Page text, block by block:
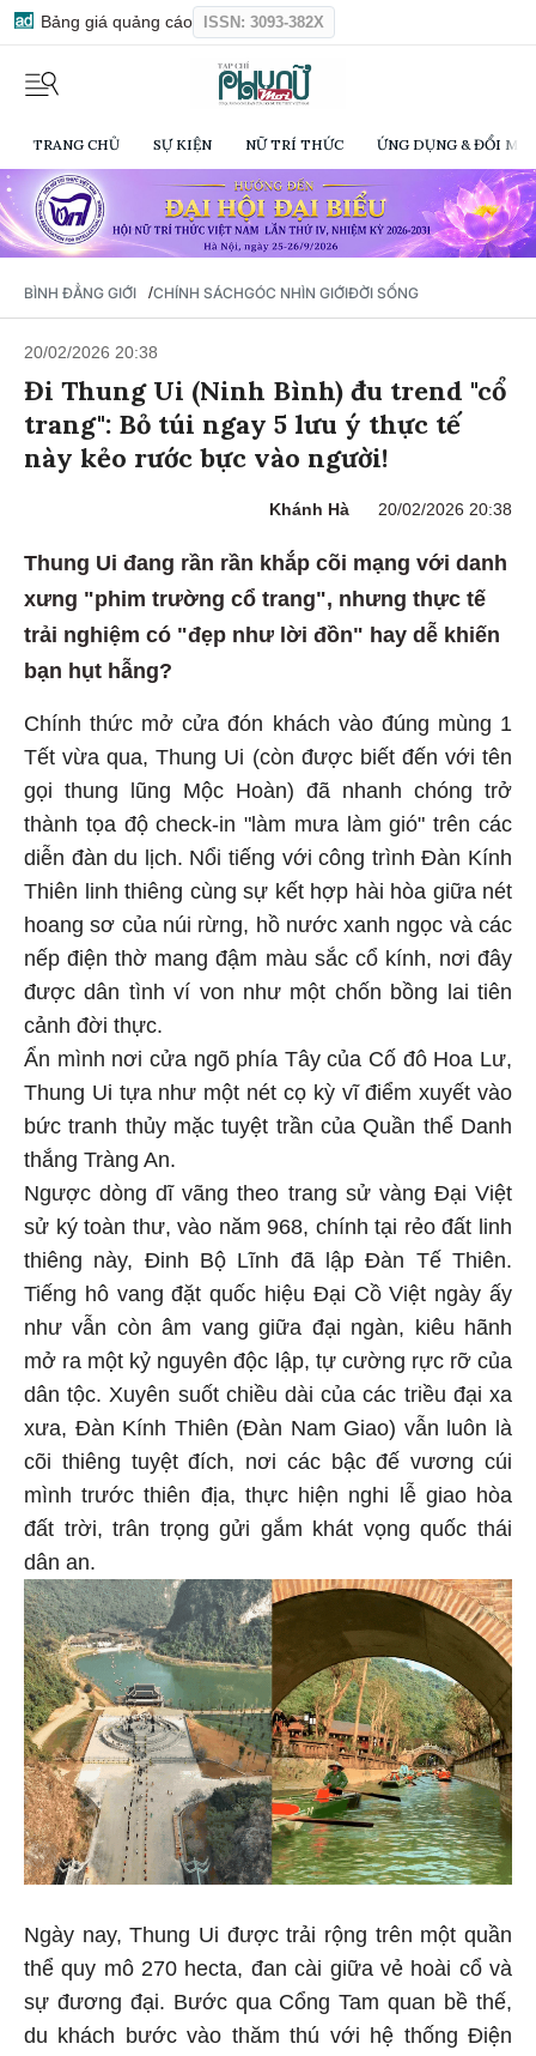
Bảng giá quảng cáo ISSN: 3093-382X
TRANG CHỦ SỰ KIỆN NỮ TRÍ THỨC ỨNG DỤNG & ĐỔI
BÌNH ĐẲNG GIỚI /CHÍNH SÁCHGÓC NHÌN GIỚIĐỜI SỐNG
20/02/2026 20:38
Đi Thung Ui (Ninh Bình) đu trend "cổ
trang": Bỏ túi ngay 5 lưu ý thực tế
này kẻo rước bực vào người!
Khánh Hà 20/02/2026 20:38
Thung Ui đang rần rần khắp cõi mạng với danh
xưng "phim trường cổ trang", nhưng thực tế
trải nghiệm có "đẹp như lời đồn" hay dễ khiến
bạn hụt hẫng?
Chính thức mở cửa đón khách vào đúng mùng 1
Tết vừa qua, Thung Ui (còn được biết đến với tên
gọi thung lũng Mộc Hoàn) đã nhanh chóng trở
thành tọa độ check-in "làm mưa làm gió" trên các
diễn đàn du lịch. Nổi tiếng với công trình Đàn Kính
Thiên linh thiêng cùng sự kết hợp hài hòa giữa nét
hoang sơ của núi rừng, hồ nước xanh ngọc và các
nếp điện thờ mang đậm màu sắc cổ kính, nơi đây
được dân tình ví von như một chốn bồng lai tiên
cảnh đời thực.
Ẩn mình nơi cửa ngõ phía Tây của Cố đô Hoa Lư,
Thung Ui tựa như một nét cọ kỳ vĩ điểm xuyết vào
bức tranh thủy mặc tuyệt trần của Quần thể Danh
thắng Tràng An.
Ngược dòng dĩ vãng theo trang sử vàng Đại Việt
sử ký toàn thư, vào năm 968, chính tại rẻo đất linh
thiêng này, Đinh Bộ Lĩnh đã lập Đàn Tế Thiên.
Tiếng hô vang đặt quốc hiệu Đại Cồ Việt ngày ấy
như vẫn còn âm vang giữa đại ngàn, kiêu hãnh
mở ra một kỷ nguyên độc lập, tự cường rực rỡ của
dân tộc. Xuyên suốt chiều dài của các triều đại xa
xưa, Đàn Kính Thiên (Đàn Nam Giao) vẫn luôn là
cõi thiêng tuyệt đích, nơi các bậc đế vương cúi
mình trước thiên địa, thực hiện nghi lễ giao hòa
đất trời, trân trọng gửi gắm khát vọng quốc thái
dân an.
Ngày nay, Thung Ui được trải rộng trên một quần
thể quy mô 270 hecta, đan cài giữa vẻ hoài cổ và
sự đương đại. Bước qua Cổng Tam quan bề thế,
du khách bước vào thăm thú với hệ thống Điện